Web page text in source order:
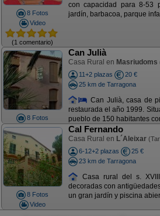
8 Fotos
Video
(1 comentario)
con capacidad para 8-53
jardín, barbacoa, parque
8 Fotos
Can Julià
Casa Rural en Masriudoms
11+2 plazas
20 €
25 km de Tarragona
Can Julià, casa de
restaurada el año 1999.
pueblo de 150 habitantes
8 Fotos
Video
Cal Fernando
Casa Rural en L´Aleixar
6-12+2 plazas
25 €
23 km de Tarragona
Casa rural del s.
decoradas con
un gran jardín y piscina